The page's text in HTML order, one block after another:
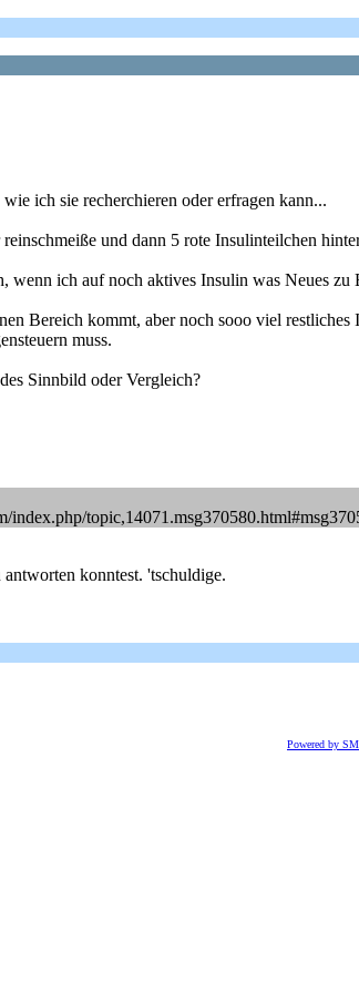
ich sie recherchieren oder erfragen kann...
und dann 5 rote Insulinteilchen
ich auf noch aktives Insulin was Neues zu
Bereich kommt, aber noch sooo viel
muss.
Sinnbild oder Vergleich?
index.php/
konntest. 'tschuldige.
Powered by